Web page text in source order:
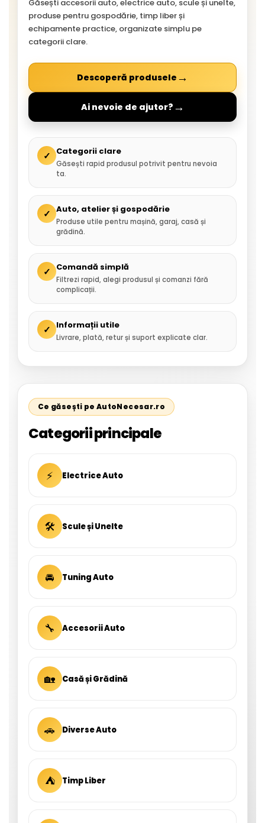
Găsești accesorii auto, electrice auto, scule și unelte,
produse pentru gospodărie, timp liber și
echipamente practice, organizate simplu pe
categorii clare.
Descoperă produsele →
Ai nevoie de ajutor? →
✓ Categorii clare
Găsești rapid produsul potrivit pentru nevoia
ta.
✓ Auto, atelier și gospodărie
Produse utile pentru mașină, garaj, casă și
grădină.
✓ Comandă simplă
Filtrezi rapid, alegi produsul și comanzi fără
complicații.
✓ Informații utile
Livrare, plată, retur și suport explicate clar.
Ce găsești pe AutoNecesar.ro
Categorii principale
⚡ Electrice Auto
🛠 Scule și Unelte
🚘 Tuning Auto
🔧 Accesorii Auto
🏡 Casă și Grădină
🚗 Diverse Auto
⛺ Timp Liber